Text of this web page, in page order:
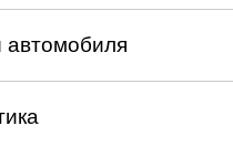
автомобиля